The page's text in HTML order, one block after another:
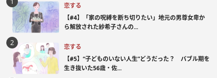
恋する
【#4】「家の呪縛を断ち切りたい」地元の男尊女卑か
ら解放された紗希子さんの...
恋する
【#5】“子どものいない人生”どうだった？ バブル期を
生き抜いた56歳・佐...